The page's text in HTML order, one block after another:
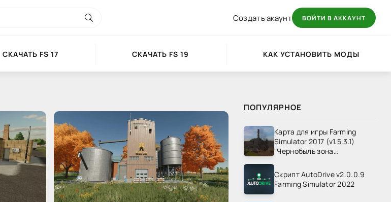
Создать акаунт ВОЙТИ В АККАУНТ
СКАЧАТЬ FS 17 СКАЧАТЬ FS 19 КАК УСТАНОВИТЬ МОДЫ
ПОПУЛЯРНОЕ
Карта для игры Farming
Simulator 2017 (v1.5.3.1)
"Чернобыль зона
Скрипт AutoDrive v2.0.0.9
Farming Simulator 2022